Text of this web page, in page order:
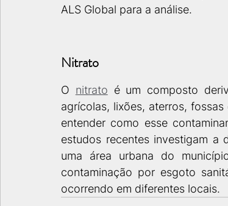
ALS Global para a análise.
Nitrato
O nitrato é um composto
agrícolas, lixões, aterros,
entender como esse
estudos recentes investigam a
uma área urbana do
contaminação por esgoto
ocorrendo em diferentes locais.